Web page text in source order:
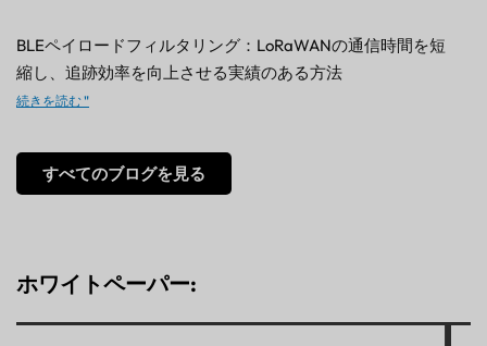
BLEペイロードフィルタリング：LoRaWANの通信時間を短
縮し、追跡効率を向上させる実績のある方法
続きを読む "
すべてのブログを見る
ホワイトペーパー: